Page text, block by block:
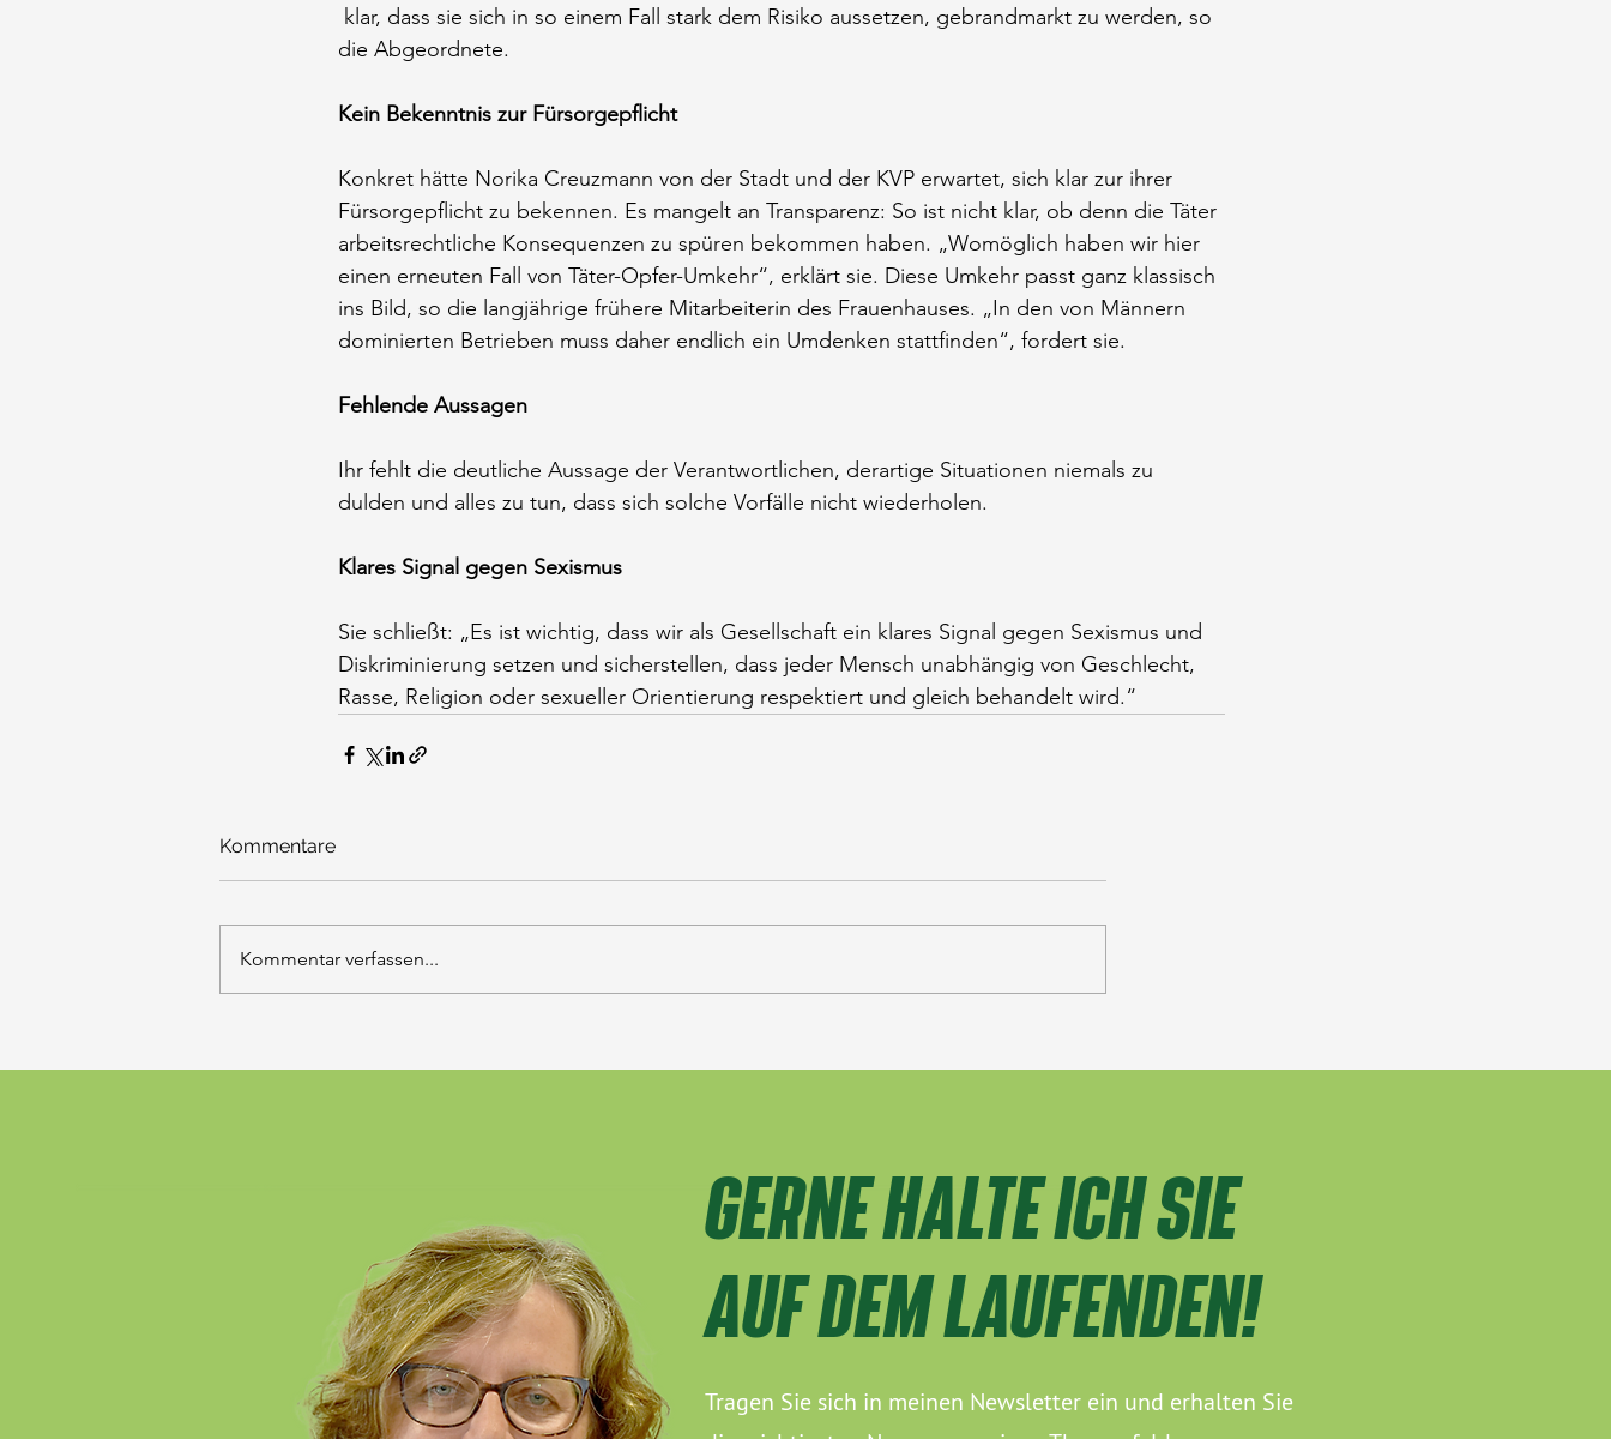
klar, dass sie sich in so einem Fall stark dem Risiko aussetzen, gebrandmarkt zu werden, so
die Abgeordnete.
Kein Bekenntnis zur Fürsorgepflicht
Konkret hätte Norika Creuzmann von der Stadt und der KVP erwartet, sich klar zur ihrer
Fürsorgepflicht zu bekennen. Es mangelt an Transparenz: So ist nicht klar, ob denn die Täter
arbeitsrechtliche Konsequenzen zu spüren bekommen haben. „Womöglich haben wir hier
einen erneuten Fall von Täter-Opfer-Umkehr“, erklärt sie. Diese Umkehr passt ganz klassisch
ins Bild, so die langjährige frühere Mitarbeiterin des Frauenhauses. „In den von Männern
dominierten Betrieben muss daher endlich ein Umdenken stattfinden“, fordert sie.
Fehlende Aussagen
Ihr fehlt die deutliche Aussage der Verantwortlichen, derartige Situationen niemals zu
dulden und alles zu tun, dass sich solche Vorfälle nicht wiederholen.
Klares Signal gegen Sexismus
Sie schließt: „Es ist wichtig, dass wir als Gesellschaft ein klares Signal gegen Sexismus und
Diskriminierung setzen und sicherstellen, dass jeder Mensch unabhängig von Geschlecht,
Rasse, Religion oder sexueller Orientierung respektiert und gleich behandelt wird.“
Kommentare
Kommentar verfassen...
GERNE HALTE ICH SIE
AUF DEM LAUFENDEN!
Tragen Sie sich in meinen Newsletter ein und erhalten Sie